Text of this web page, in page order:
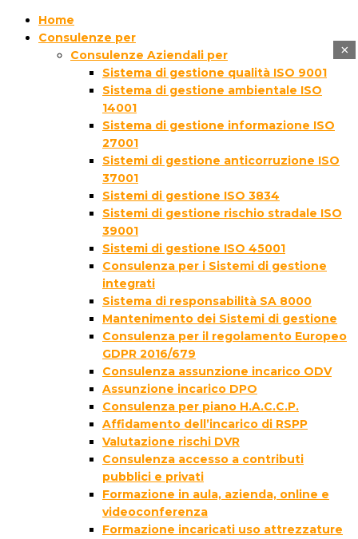
Home
Consulenze per
Consulenze Aziendali per
Sistema di gestione qualità ISO 9001
Sistema di gestione ambientale ISO
14001
Sistema di gestione informazione ISO
27001
Sistemi di gestione anticorruzione ISO
37001
Sistemi di gestione ISO 3834
Sistemi di gestione rischio stradale ISO
39001
Sistemi di gestione ISO 45001
Consulenza per i Sistemi di gestione
integrati
Sistema di responsabilità SA 8000
Mantenimento dei Sistemi di gestione
Consulenza per il regolamento Europeo
GDPR 2016/679
Consulenza assunzione incarico ODV
Assunzione incarico DPO
Consulenza per piano H.A.C.C.P.
Affidamento dell’incarico di RSPP
Valutazione rischi DVR
Consulenza accesso a contributi
pubblici e privati
Formazione in aula, azienda, online e
videoconferenza
Formazione incaricati uso attrezzature
×